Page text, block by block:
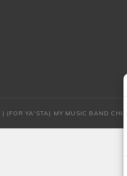
| (FOR YA'STA) MY MUSIC BAND